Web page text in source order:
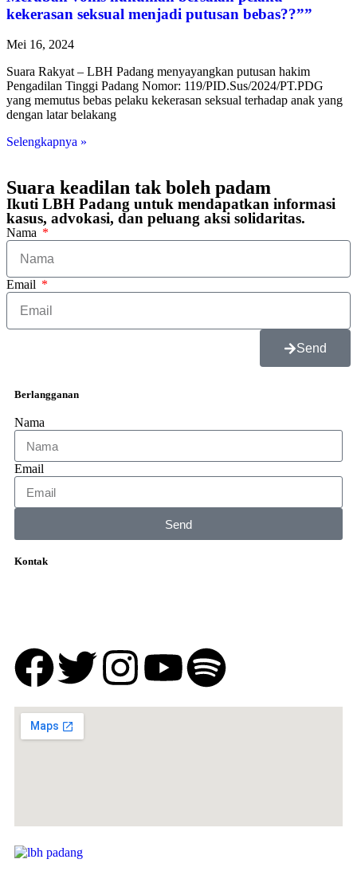
kekerasan seksual menjadi putusan bebas??””
Mei 16, 2024
Suara Rakyat – LBH Padang menyayangkan putusan hakim
Pengadilan Tinggi Padang Nomor: 119/PID.Sus/2024/PT.PDG
yang memutus bebas pelaku kekerasan seksual terhadap anak yang
dengan latar belakang
Selengkapnya »
Suara keadilan tak boleh padam
Ikuti LBH Padang untuk mendapatkan informasi
kasus, advokasi, dan peluang aksi solidaritas.
Nama
Email
Send
Berlangganan
Nama
Email
Send
Kontak